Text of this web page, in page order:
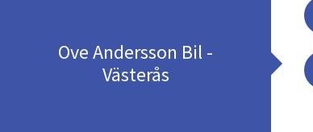
Ove Andersson Bil -
Västerås